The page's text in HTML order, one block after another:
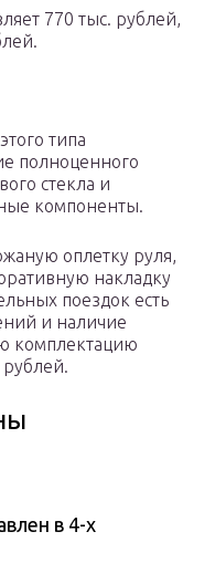
770 тыс. рублей,
типа
полноценного
стекла и
компоненты.
оплетку руля,
накладку
поездок есть
и наличие
комплектацию
рублей.
в 4-х